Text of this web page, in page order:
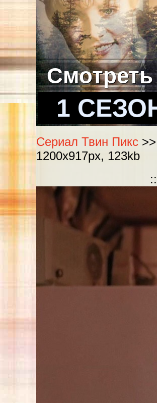
1
Сериал Твин Пикс >>
1200x917px, 123kb